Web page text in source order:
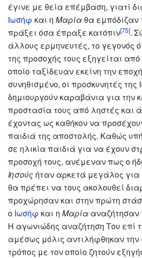
έγινε με θεία επέμβαση, γιατί
Ιωσήφ και η Μαρία θα εμπόδιζαν
πράξει όσα έπραξε κατόπιν[75].
άλλους ερμηνευτές, το γεγονός
της προσοχής τους εξηγείται
οποίο ταξίδευαν εκείνη την
συνηθισμένο, οι προσκυνητές
δημιουργούν καραβάνια για την
προστασία τους από ληστές και
έχοντας ως καθήκον να
παιδιά της αποστολής. Καθώς
σε ηλικία παιδιά για να έχουν
προσοχή τους, ανέμεναν πως ο
Ιησούς ήταν αρκετά μεγάλος για
θα πρέπει να τους ακολουθεί
προχώρησαν και στην πρώτη
ο Ιωσήφ και η Μαρία αναζήτησαν
Η αγωνιώδης αναζήτηση Του επί
αμέσως μόλις αντιλήφθηκαν την
τρόπος με τον οποίο ζητούν